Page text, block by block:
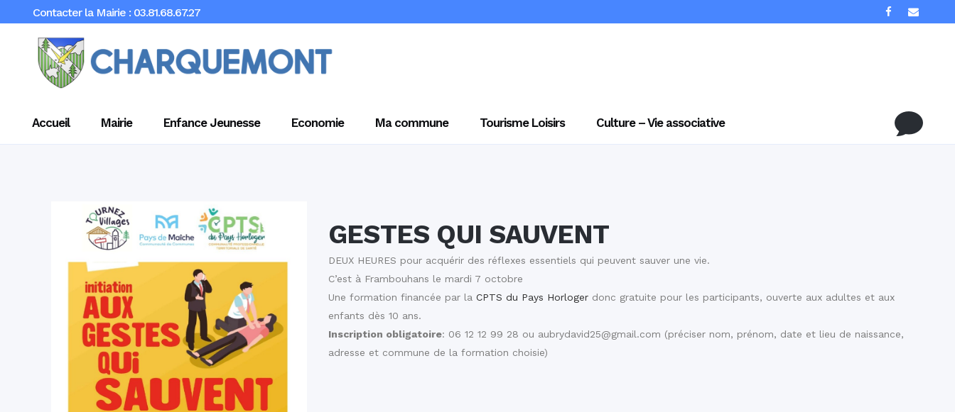
Contacter la Mairie : 03.81.68.67.27
Accueil Mairie Enfance Jeunesse Economie Ma commune Tourisme Loisirs Culture – Vie associative
GESTES QUI SAUVENT
DEUX HEURES pour acquérir des réflexes essentiels qui peuvent sauver une vie.
C’est à Frambouhans le mardi 7 octobre
Une formation financée par la CPTS du Pays Horloger donc gratuite pour les participants, ouverte aux adultes et aux
enfants dès 10 ans.
Inscription obligatoire: 06 12 12 99 28 ou aubrydavid25@gmail.com (préciser nom, prénom, date et lieu de naissance,
adresse et commune de la formation choisie)